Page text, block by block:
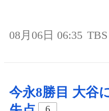
08月06日 06:35
今永8勝目 大谷